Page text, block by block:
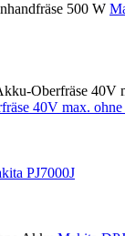
40V max.
PJ7000J